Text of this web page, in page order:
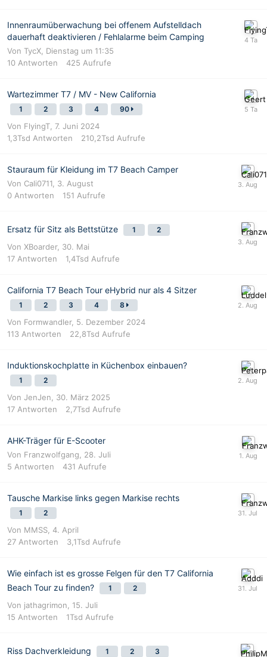
Innenraumüberwachung bei offenem Aufstelldach
dauerhaft deaktivieren / Fehlalarme beim Camping
Von TycX, Dienstag um 11:35
10 Antworten 425 Aufrufe
Wartezimmer T7 / MV - New California
1 2 3 4 90
Von FlyingT, 7. Juni 2024
1,3Tsd Antworten 210,2Tsd Aufrufe
Stauraum für Kleidung im T7 Beach Camper
Von Cali0711, 3. August
0 Antworten 151 Aufrufe
Ersatz für Sitz als Bettstütze 1 2
Von XBoarder, 30. Mai
17 Antworten 1,4Tsd Aufrufe
California T7 Beach Tour eHybrid nur als 4 Sitzer
1 2 3 4 8
Von Formwandler, 5. Dezember 2024
113 Antworten 22,8Tsd Aufrufe
Induktionskochplatte in Küchenbox einbauen?
1 2
Von JenJen, 30. März 2025
17 Antworten 2,7Tsd Aufrufe
AHK-Träger für E-Scooter
Von Franzwolfgang, 28. Juli
5 Antworten 431 Aufrufe
Tausche Markise links gegen Markise rechts
1 2
Von MMSS, 4. April
27 Antworten 3,1Tsd Aufrufe
Wie einfach ist es grosse Felgen für den T7 California
Beach Tour zu finden?
1 2
Von jathagrimon, 15. Juli
15 Antworten 1Tsd Aufrufe
Riss Dachverkleidung 1 2 3